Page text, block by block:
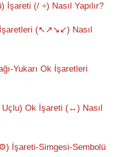
İşareti (/ ÷) Nasıl Yapılır?
(↖↗↘↙) Nasıl
Yukarı Ok İşaretleri
Uçlu) Ok İşareti (↔) Nasıl
İşareti-Simgesi-Sembolü